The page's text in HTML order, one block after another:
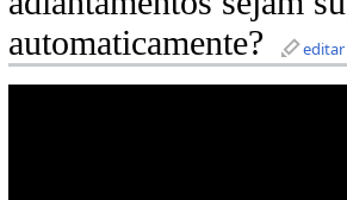
automaticamente?
editar